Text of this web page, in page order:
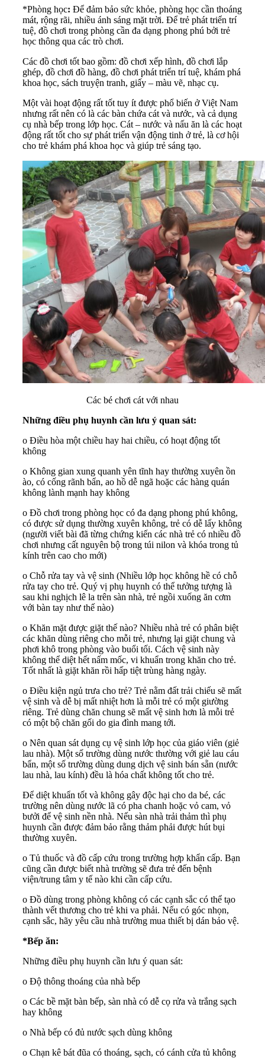
*Phòng học: Để đảm bảo sức khỏe, phòng học cần thoáng
mát, rộng rãi, nhiều ánh sáng mặt trời. Để trẻ phát triển trí
tuệ, đồ chơi trong phòng cần đa dạng phong phú bởi trẻ
học thông qua các trò chơi.
Các đồ chơi tốt bao gồm: đồ chơi xếp hình, đồ chơi lắp
ghép, đồ chơi đồ hàng, đồ chơi phát triển trí tuệ, khám phá
khoa học, sách truyện tranh, giấy – màu vẽ, nhạc cụ.
Một vài hoạt động rất tốt tuy ít được phổ biến ở Việt Nam
nhưng rất nên có là các bàn chứa cát và nước, và cả dụng
cụ nhà bếp trong lớp học. Cát – nước và nấu ăn là các hoạt
động rất tốt cho sự phát triển vận động tinh ở trẻ, là cơ hội
cho trẻ khám phá khoa học và giúp trẻ sáng tạo.
Các bé chơi cát với nhau
Những điều phụ huynh cần lưu ý quan sát:
o Điều hòa một chiều hay hai chiều, có hoạt động tốt
không
o Không gian xung quanh yên tĩnh hay thường xuyên ồn
ào, có cống rãnh bẩn, ao hồ dễ ngã hoặc các hàng quán
không lành mạnh hay không
o Đồ chơi trong phòng học có đa dạng phong phú không,
có được sử dụng thường xuyên không, trẻ có dễ lấy không
(người viết bài đã từng chứng kiến các nhà trẻ có nhiều đồ
chơi nhưng cất nguyên bộ trong túi nilon và khóa trong tủ
kính trên cao cho mới)
o Chỗ rửa tay và vệ sinh (Nhiều lớp học không hề có chỗ
rửa tay cho trẻ. Quý vị phụ huynh có thể tưởng tượng là
sau khi nghịch lê la trên sàn nhà, trẻ ngồi xuống ăn cơm
với bàn tay như thế nào)
o Khăn mặt được giặt thế nào? Nhiều nhà trẻ có phân biệt
các khăn dùng riêng cho mỗi trẻ, nhưng lại giặt chung và
phơi khô trong phòng vào buổi tối. Cách vệ sinh này
không thể diệt hết nấm mốc, vi khuẩn trong khăn cho trẻ.
Tốt nhất là giặt khăn rồi hấp tiệt trùng hàng ngày.
o Điều kiện ngủ trưa cho trẻ? Trẻ nằm đất trải chiếu sẽ mất
vệ sinh và dễ bị mất nhiệt hơn là mỗi trẻ có một giường
riêng. Trẻ dùng chăn chung sẽ mất vệ sinh hơn là mỗi trẻ
có một bộ chăn gối do gia đình mang tới.
o Nên quan sát dụng cụ vệ sinh lớp học của giáo viên (giẻ
lau nhà). Một số trường dùng nước thường với giẻ lau cáu
bẩn, một số trường dùng dung dịch vệ sinh bán sẵn (nước
lau nhà, lau kính) đều là hóa chất không tốt cho trẻ.
Để diệt khuẩn tốt và không gây độc hại cho da bé, các
trường nên dùng nước lã có pha chanh hoặc vỏ cam, vỏ
bưởi để vệ sinh nền nhà. Nếu sàn nhà trải thảm thì phụ
huynh cần được đảm bảo rằng thảm phải được hút bụi
thường xuyên.
o Tủ thuốc và đồ cấp cứu trong trường hợp khẩn cấp. Bạn
cũng cần được biết nhà trường sẽ đưa trẻ đến bệnh
viện/trung tâm y tế nào khi cần cấp cứu.
o Đồ dùng trong phòng không có các cạnh sắc có thể tạo
thành vết thương cho trẻ khi va phải. Nếu có góc nhọn,
cạnh sắc, hãy yêu cầu nhà trường mua thiết bị dán bảo vệ.
*Bếp ăn:
Những điều phụ huynh cần lưu ý quan sát:
o Độ thông thoáng của nhà bếp
o Các bề mặt bàn bếp, sàn nhà có dễ cọ rửa và trắng sạch
hay không
o Nhà bếp có đủ nước sạch dùng không
o Chạn kê bát đũa có thoáng, sạch, có cánh cửa tủ không